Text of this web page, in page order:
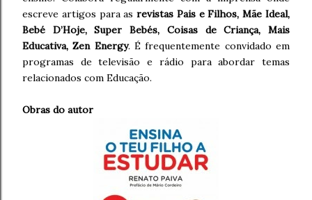
escreve artigos para asrevistas Pais e Filhos, Mãe Ideal,
Bebé D’Hoje, Super Bebés, Coisas de Criança, Mais
Educativa, Zen Energy. É frequentemente convidado em
programas de televisão e rádio para abordar temas
relacionados com Educação.
Obras do autor